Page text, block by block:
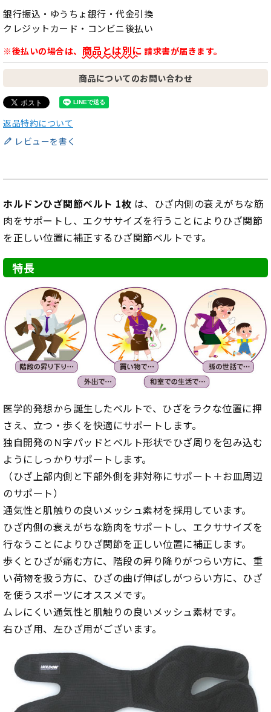
銀行振込・ゆうちょ銀行・代金引換
クレジットカード・コンビニ後払い
※後払いの場合は、 商品とは別に 請求書が届きます。
商品についてのお問い合わせ
返品特約について
レビューを書く
ホルドンひざ関節ベルト 1枚 は、ひざ内側の衰えがちな筋
肉をサポートし、エクササイズを行うことによりひざ関節
を正しい位置に補正するひざ関節ベルトです。
特長
医学的発想から誕生したベルトで、ひざをラクな位置に押
さえ、立つ・歩くを快適にサポートします。
独自開発のＮ字パッドとベルト形状でひざ周りを包み込む
ようにしっかりサポートします。
（ひざ上部内側と下部外側を非対称にサポート＋お皿周辺
のサポート）
通気性と肌触りの良いメッシュ素材を採用しています。
ひざ内側の衰えがちな筋肉をサポートし、エクササイズを
行なうことによりひざ関節を正しい位置に補正します。
歩くとひざが痛む方に、階段の昇り降りがつらい方に、重
い荷物を扱う方に、ひざの曲げ伸ばしがつらい方に、ひざ
を使うスポーツにオススメです。
ムレにくい通気性と肌触りの良いメッシュ素材です。
右ひざ用、左ひざ用がございます。